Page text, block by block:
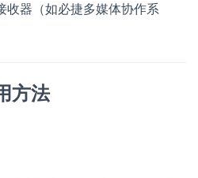
收器（如必捷多媒体协作系
方法